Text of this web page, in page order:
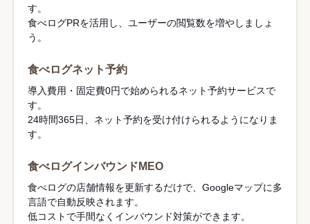
す。
食べログPRを活用し、ユーザーの閲覧数を増やしましょ
う。
食べログネット予約
導入費用・固定費0円で始められるネット予約サービスで
す。
24時間365日、ネット予約を受け付けられるようになりま
す。
食べログインバウンドMEO
食べログの店舗情報を更新するだけで、Googleマップに多
言語で自動反映されます。
低コストで手間なくインバウンド対策ができます。